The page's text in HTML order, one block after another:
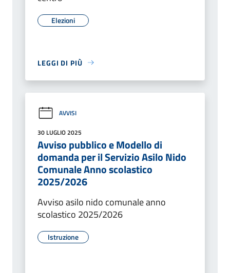
Elezioni
LEGGI DI PIÙ
AVVISI
30 LUGLIO 2025
Avviso pubblico e Modello di
domanda per il Servizio Asilo Nido
Comunale Anno scolastico
2025/2026
Avviso asilo nido comunale anno
scolastico 2025/2026
Istruzione